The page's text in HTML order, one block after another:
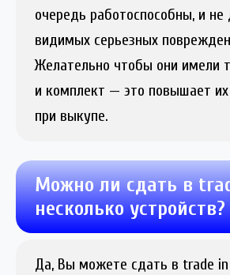
очередь работоспособны, и
видимых серьезных
Желательно чтобы они имели
и комплект — это повышает
при выкупе.
Можно ли сдать в
несколько устройств?
Да, Вы можете сдать в trade in